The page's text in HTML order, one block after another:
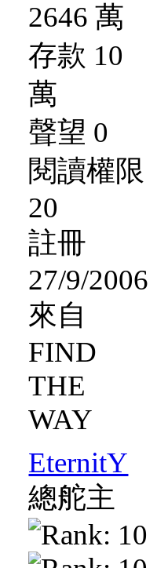
2646 萬
存款 10
萬
聲望 0
閱讀權限
20
註冊
27/9/2006
來自
FIND
THE
WAY
EternitY
總舵主